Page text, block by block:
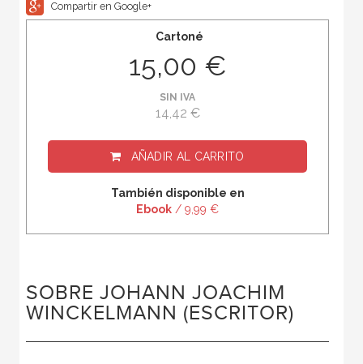
Compartir en Google+
Cartoné
15,00 €
SIN IVA
14,42 €
AÑADIR AL CARRITO
También disponible en
Ebook / 9,99 €
SOBRE JOHANN JOACHIM
WINCKELMANN (ESCRITOR)